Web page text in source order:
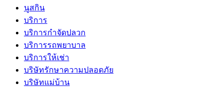
นูสกิน
บริการ
บริการกำจัดปลวก
บริการรถพยาบาล
บริการให้เช่า
บริษัทรักษาความปลอดภัย
บริษัทแม่บ้าน